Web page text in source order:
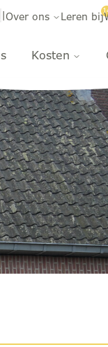
|Over ons Leren bij
Kosten